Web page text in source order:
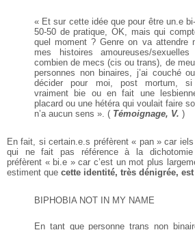
« Et sur cette idée que pour êtreun.e
50-50 depratique, OK, mais qui
quel moment ? Genre on va attendre
mes histoires amoureuses/sexuelles
combien de mecs (cis ou trans), de
personnes non binaires, j’ai couché ou
décider pour moi, post mortum, si
vraiment bie ou en fait une
placard ou une hétéraqui voulait faire
n’a aucun sens ». ( Témoignage, V. )
En fait, si certain.e.s préfèrent« pan » car iels
qui ne fait pas référence à la dichotomie
préfèrent « bi.e »car c’est un mot plus
estiment que cette identité, très dénigrée,
BIPHOBIA NOT IN MY NAME
En tant que personne trans non